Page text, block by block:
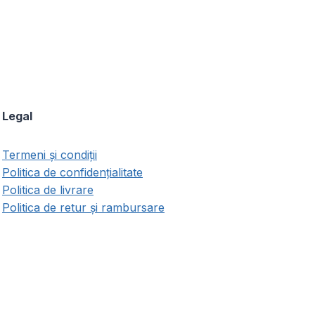
Legal
Termeni și condiții
Politica de confidențialitate
Politica de livrare
Politica de retur și rambursare